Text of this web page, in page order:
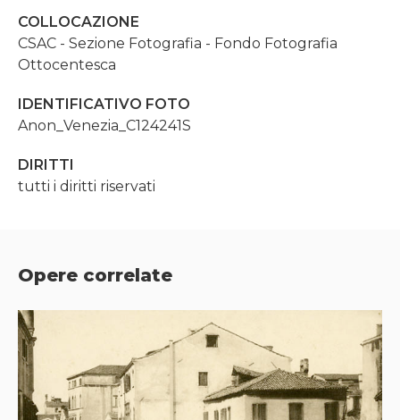
COLLOCAZIONE
CSAC - Sezione Fotografia - Fondo Fotografia
Ottocentesca
IDENTIFICATIVO FOTO
Anon_Venezia_C124241S
DIRITTI
tutti i diritti riservati
Opere correlate